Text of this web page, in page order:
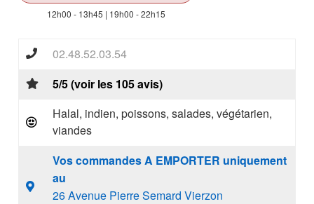
12h00 - 13h45 | 19h00 - 22h15
02.48.52.03.54
5/5 (voir les 105 avis)
Halal, indien, poissons, salades, végétarien,
viandes
Vos commandes A EMPORTER uniquement
au
26 Avenue Pierre Semard Vierzon